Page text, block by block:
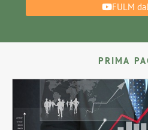
FULM
PRIMA